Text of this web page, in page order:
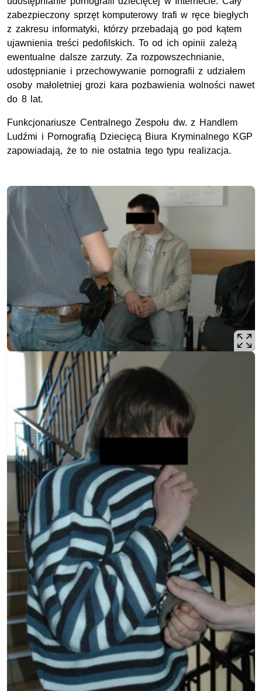
zabezpieczony sprzęt komputerowy trafi w ręce biegłych
z zakresu informatyki, którzy przebadają go pod kątem
ujawnienia treści pedofilskich. To od ich opinii zależą
ewentualne dalsze zarzuty. Za rozpowszechnianie,
udostępnianie i przechowywanie pornografii z udziałem
osoby małoletniej grozi kara pozbawienia wolności nawet
do 8 lat.
Funkcjonariusze Centralnego Zespołu dw. z Handlem
Ludźmi i Pornografią Dziecięcą Biura Kryminalnego KGP
zapowiadają, że to nie ostatnia tego typu realizacja.